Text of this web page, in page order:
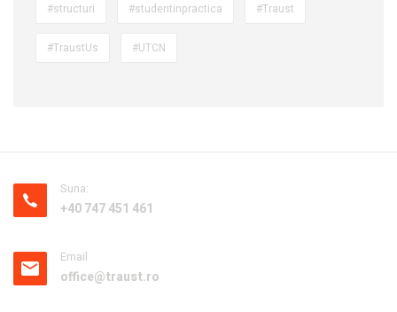
#structuri #studentinpractica #Traust
#TraustUs #UTCN
Suna:
+40 747 451 461
Email
office@traust.ro